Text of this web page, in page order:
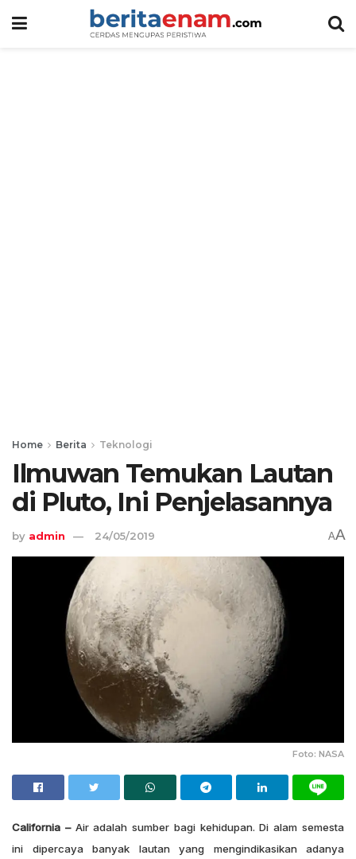
Home Berita Teknologi
Ilmuwan Temukan Lautan
di Pluto, Ini Penjelasannya
by admin 24/05/2019 AA
Foto: NASA
California –Air adalah sumber bagi kehidupan. Di alam semesta
ini dipercaya banyak lautan yang mengindikasikan adanya